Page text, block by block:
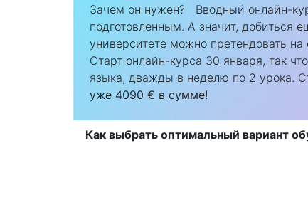
Зачем он нужен? Вводный онлайн-
подготовленным. А значит, добиться
университете можно претендовать
Старт онлайн-курса 30 января, так
языка, дважды в неделю по 2 урока.
уже 4090 € в сумме!
Как выбрать оптимальный вариант